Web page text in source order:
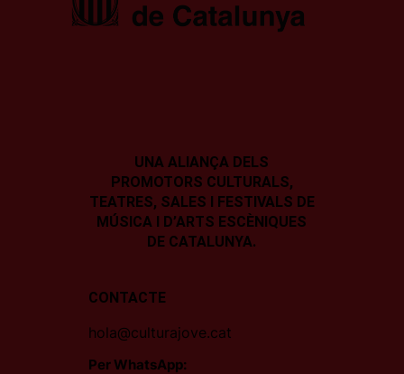
UNA ALIANÇA DELS
PROMOTORS CULTURALS,
TEATRES, SALES I FESTIVALS DE
MÚSICA I D’ARTS ESCÈNIQUES
DE CATALUNYA.
CONTACTE
hola@culturajove.cat
Per WhatsApp: